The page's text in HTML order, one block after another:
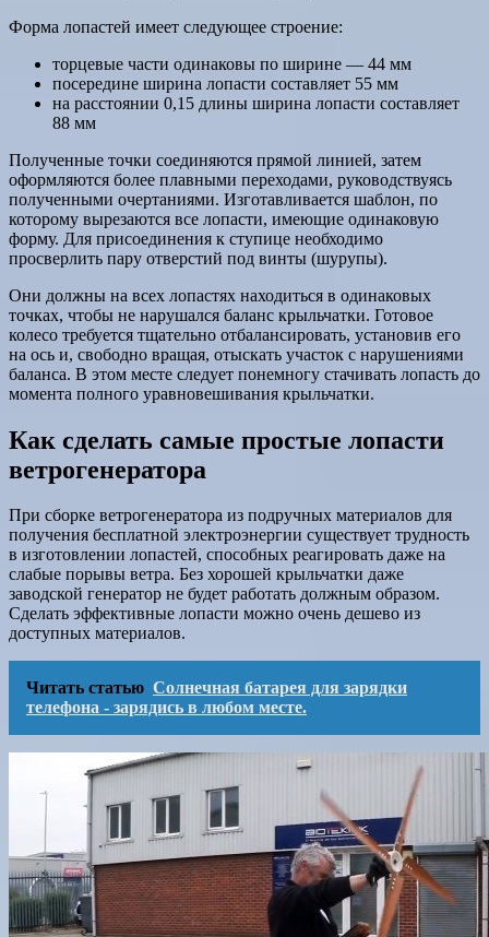
Форма лопастей имеет следующее строение:
торцевые части одинаковы по ширине — 44 мм
посередине ширина лопасти составляет 55 мм
на расстоянии 0,15 длины ширина лопасти составляет
88 мм
Полученные точки соединяются прямой линией, затем
оформляются более плавными переходами, руководствуясь
полученными очертаниями. Изготавливается шаблон, по
которому вырезаются все лопасти, имеющие одинаковую
форму. Для присоединения к ступице необходимо
просверлить пару отверстий под винты (шурупы).
Они должны на всех лопастях находиться в одинаковых
точках, чтобы не нарушался баланс крыльчатки. Готовое
колесо требуется тщательно отбалансировать, установив его
на ось и, свободно вращая, отыскать участок с нарушениями
баланса. В этом месте следует понемногу стачивать лопасть до
момента полного уравновешивания крыльчатки.
Как сделать самые простые лопасти
ветрогенератора
При сборке ветрогенератора из подручных материалов для
получения бесплатной электроэнергии существует трудность
в изготовлении лопастей, способных реагировать даже на
слабые порывы ветра. Без хорошей крыльчатки даже
заводской генератор не будет работать должным образом.
Сделать эффективные лопасти можно очень дешево из
доступных материалов.
Читать статью Солнечная батарея для зарядки
телефона - зарядись в любом месте.